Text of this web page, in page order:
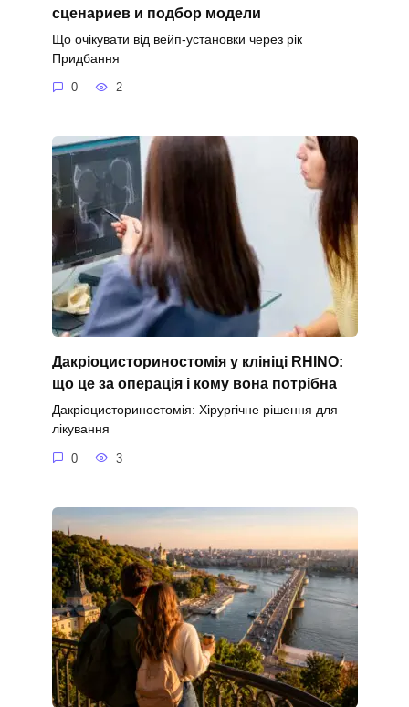
сценариев и подбор модели
Що очікувати від вейп-установки через рік
Придбання
0 2
Дакріоцисториностомія у клініці RHINO:
що це за операція і кому вона потрібна
Дакріоцисториностомія: Хірургічне рішення для
лікування
0 3